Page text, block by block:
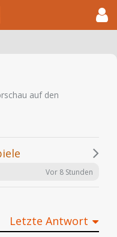
auf den
Vor 8 Stunden
Letzte Antwort